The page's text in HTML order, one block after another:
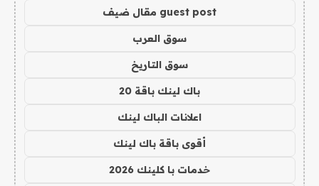
guest post مقال ضيف
سوق العرب
سوق التاريخ
باك لينك باقة 20
اعلانات الباك لينك
أقوى باقة باك لينك
خدمات با كلينك 2026